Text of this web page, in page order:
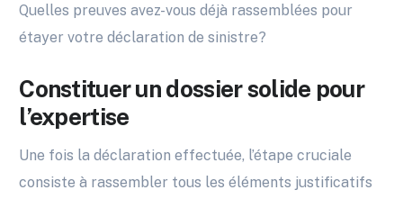
Quelles preuves avez-vous déjà rassemblées pour
étayer votre déclaration de sinistre?
Constituer un dossier solide pour
l’expertise
Une fois la déclaration effectuée, l’étape cruciale
consiste à rassembler tous les éléments justificatifs